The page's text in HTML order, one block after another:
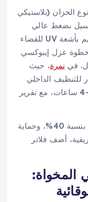
الخزان (بلاستيكي
بضغط عالي
(150 بار) لإزالة الطحالب، تليها تعقيم بأشعة UV للقضاء
عزل إيبوكسي
نمرة، حيث
للتنظيف الداخلي
دون تسلق خطر. العملية تستغرق 2-4 ساعات، مع تقرير
الفوائد: تقليل استهلاك المياه المعبأة بنسبة 40%، وحماية
أضف فلاتر
المخواة: